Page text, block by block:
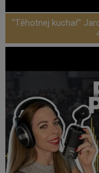
"Těhotnej kuchař"